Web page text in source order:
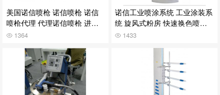
美国诺信喷枪 诺信喷枪 诺信
喷枪代理 代理诺信喷枪 进口
喷枪1364
诺信工业喷涂系统 工业涂装系
统 旋风式粉房 快速换色喷粉
系统1433